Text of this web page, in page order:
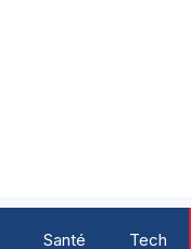
Santé Tech